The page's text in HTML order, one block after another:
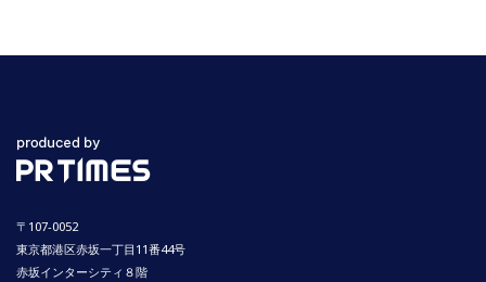
〒107-0052
東京都港区赤坂一丁目11番44号
赤坂インターシティ８階